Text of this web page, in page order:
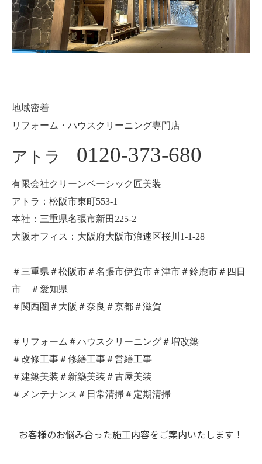
地域密着
リフォーム・ハウスクリーニング専門店
アトラ 0120-373-680
有限会社クリーンベーシック匠美装
アトラ：松阪市東町553-1
本社：三重県名張市新田225-2
大阪オフィス：大阪府大阪市浪速区桜川1-1-28
＃三重県＃松阪市＃名張市伊賀市＃津市＃鈴鹿市＃四日
市 ＃愛知県
＃関西圏＃大阪＃奈良＃京都＃滋賀
＃リフォーム＃ハウスクリーニング＃増改築
＃改修工事＃修繕工事＃営繕工事
＃建築美装＃新築美装＃古屋美装
＃メンテナンス＃日常清掃＃定期清掃
お客様のお悩み合った施工内容をご案内いたします！